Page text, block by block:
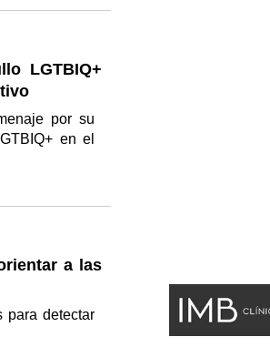
LGTBIQ+
por su
en el
a las
para detectar